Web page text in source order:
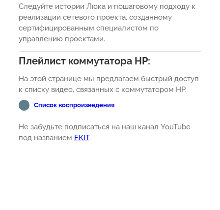
Следуйте истории Люка и пошаговому подходу к
реализации сетевого проекта, созданному
сертифицированным специалистом по
управлению проектами.
Плейлист коммутатора HP:
На этой странице мы предлагаем быстрый доступ
к списку видео, связанных с коммутатором HP.
Список воспроизведения
Не забудьте подписаться на наш канал YouTube
под названием FKIT.